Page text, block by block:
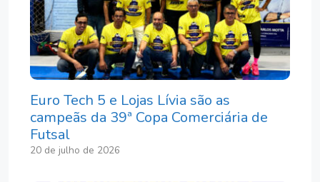
Euro Tech 5 e Lojas Lívia são as
campeãs da 39ª Copa Comerciária de
Futsal
20 de julho de 2026